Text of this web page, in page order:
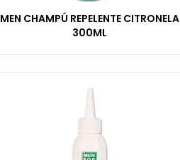
MEN CHAMPÚ REPELENTE CITRONELA
300ML